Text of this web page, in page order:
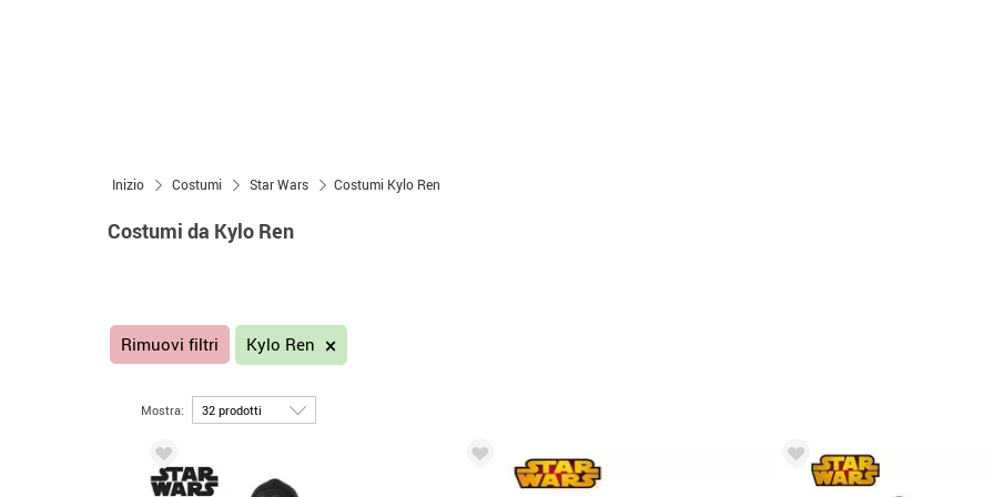
Inizio Costumi Star Wars Costumi Kylo Ren
Costumi da Kylo Ren
Rimuovi filtri Kylo Ren
Mostra: